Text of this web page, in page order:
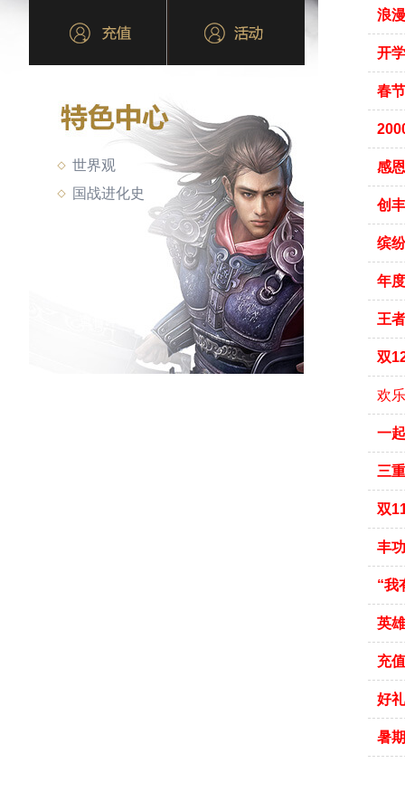
世界观
国战进化史
浪
开
春
感
创
缤
年
王
双
欢
一
三
双
丰
“我
英
充
好
暑